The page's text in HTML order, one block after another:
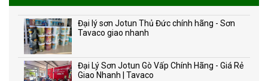
Đại lý sơn Jotun Thủ Đức chính hãng - Sơn
Tavaco giao nhanh
Đại Lý Sơn Jotun Gò Vấp Chính Hãng - Giá Rẻ
Giao Nhanh | Tavaco